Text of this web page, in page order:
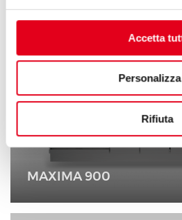
Accetta
Personalizza
Rifiuta
MAXIMA 900